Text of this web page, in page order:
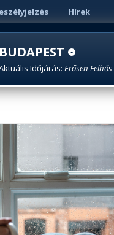
Hírek
BUDAPEST
Időjárás: Erősen Felhős